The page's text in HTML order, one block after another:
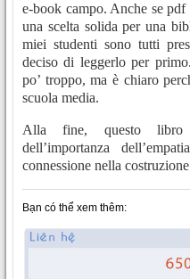
e-book campo. Anche se
una scelta solida per una
miei studenti sono tutti
deciso di leggerlo per
po’ troppo, ma è chiaro
scuola media.
Alla fine, questo libro
dell’importanza
connessione nella
Bạn có thể xem thêm: